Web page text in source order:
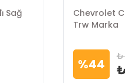
Sağ
Chevrolet
Trw Marka
%44 ₺